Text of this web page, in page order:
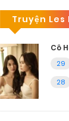
Truyện Les
Cô
29
28